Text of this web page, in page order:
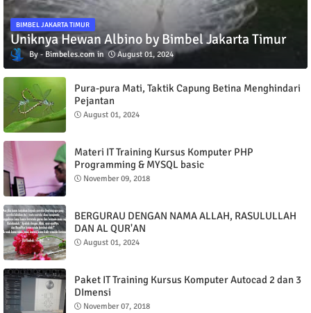
BIMBEL JAKARTA TIMUR
Uniknya Hewan Albino by Bimbel Jakarta Timur
Bimbeles.com August 01, 2024
Pura-pura Mati, Taktik Capung Betina Menghindari
Pejantan
August 01, 2024
Materi IT Training Kursus Komputer PHP
Programming & MYSQL basic
November 09, 2018
BERGURAU DENGAN NAMA ALLAH, RASULULLAH
DAN AL QUR'AN
August 01, 2024
Paket IT Training Kursus Komputer Autocad 2 dan 3
DImensi
November 07, 2018